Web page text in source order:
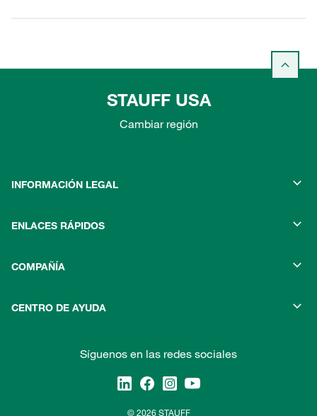
STAUFF USA
Cambiar región
INFORMACIÓN LEGAL
ENLACES RÁPIDOS
COMPAÑÍA
CENTRO DE AYUDA
Síguenos en las redes sociales
© 2026 STAUFF